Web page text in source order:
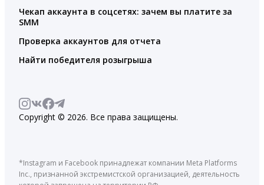
Чекап аккаунта в соцсетях: зачем вы платите за
SMM
Проверка аккаунтов для отчета
Найти победителя розыгрыша
Copyright © 2026. Все права защищены.
*Instagram и Facebook принадлежат компании Meta Platforms
Inc., признанной экстремистской организацией, деятельность